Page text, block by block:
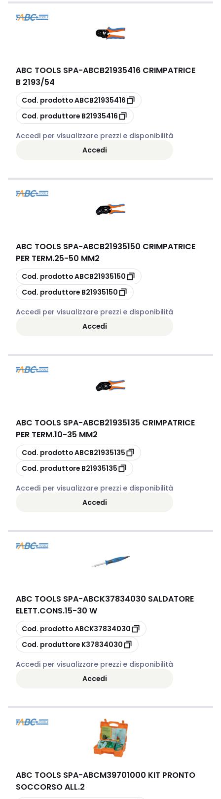
ABC TOOLS SPA-ABCB21935416 CRIMPATRICE
B 2193/54
copia
Cod. prodottoABCB21935416
copia
Cod. produttore B21935416
Accedi per visualizzare prezzi e disponibilità
Accedi
ABC TOOLS SPA-ABCB21935150 CRIMPATRICE
PER TERM.25-50 MM2
copia
Cod. prodottoABCB21935150
copia
Cod. produttore B21935150
Accedi per visualizzare prezzi e disponibilità
Accedi
ABC TOOLS SPA-ABCB21935135 CRIMPATRICE
PER TERM.10-35 MM2
copia
Cod. prodottoABCB21935135
copia
Cod. produttore B21935135
Accedi per visualizzare prezzi e disponibilità
Accedi
ABC TOOLS SPA-ABCK37834030 SALDATORE
ELETT.CONS.15-30 W
copia
Cod. prodottoABCK37834030
copia
Cod. produttore K37834030
Accedi per visualizzare prezzi e disponibilità
Accedi
ABC TOOLS SPA-ABCM39701000 KIT PRONTO
SOCCORSO ALL.2